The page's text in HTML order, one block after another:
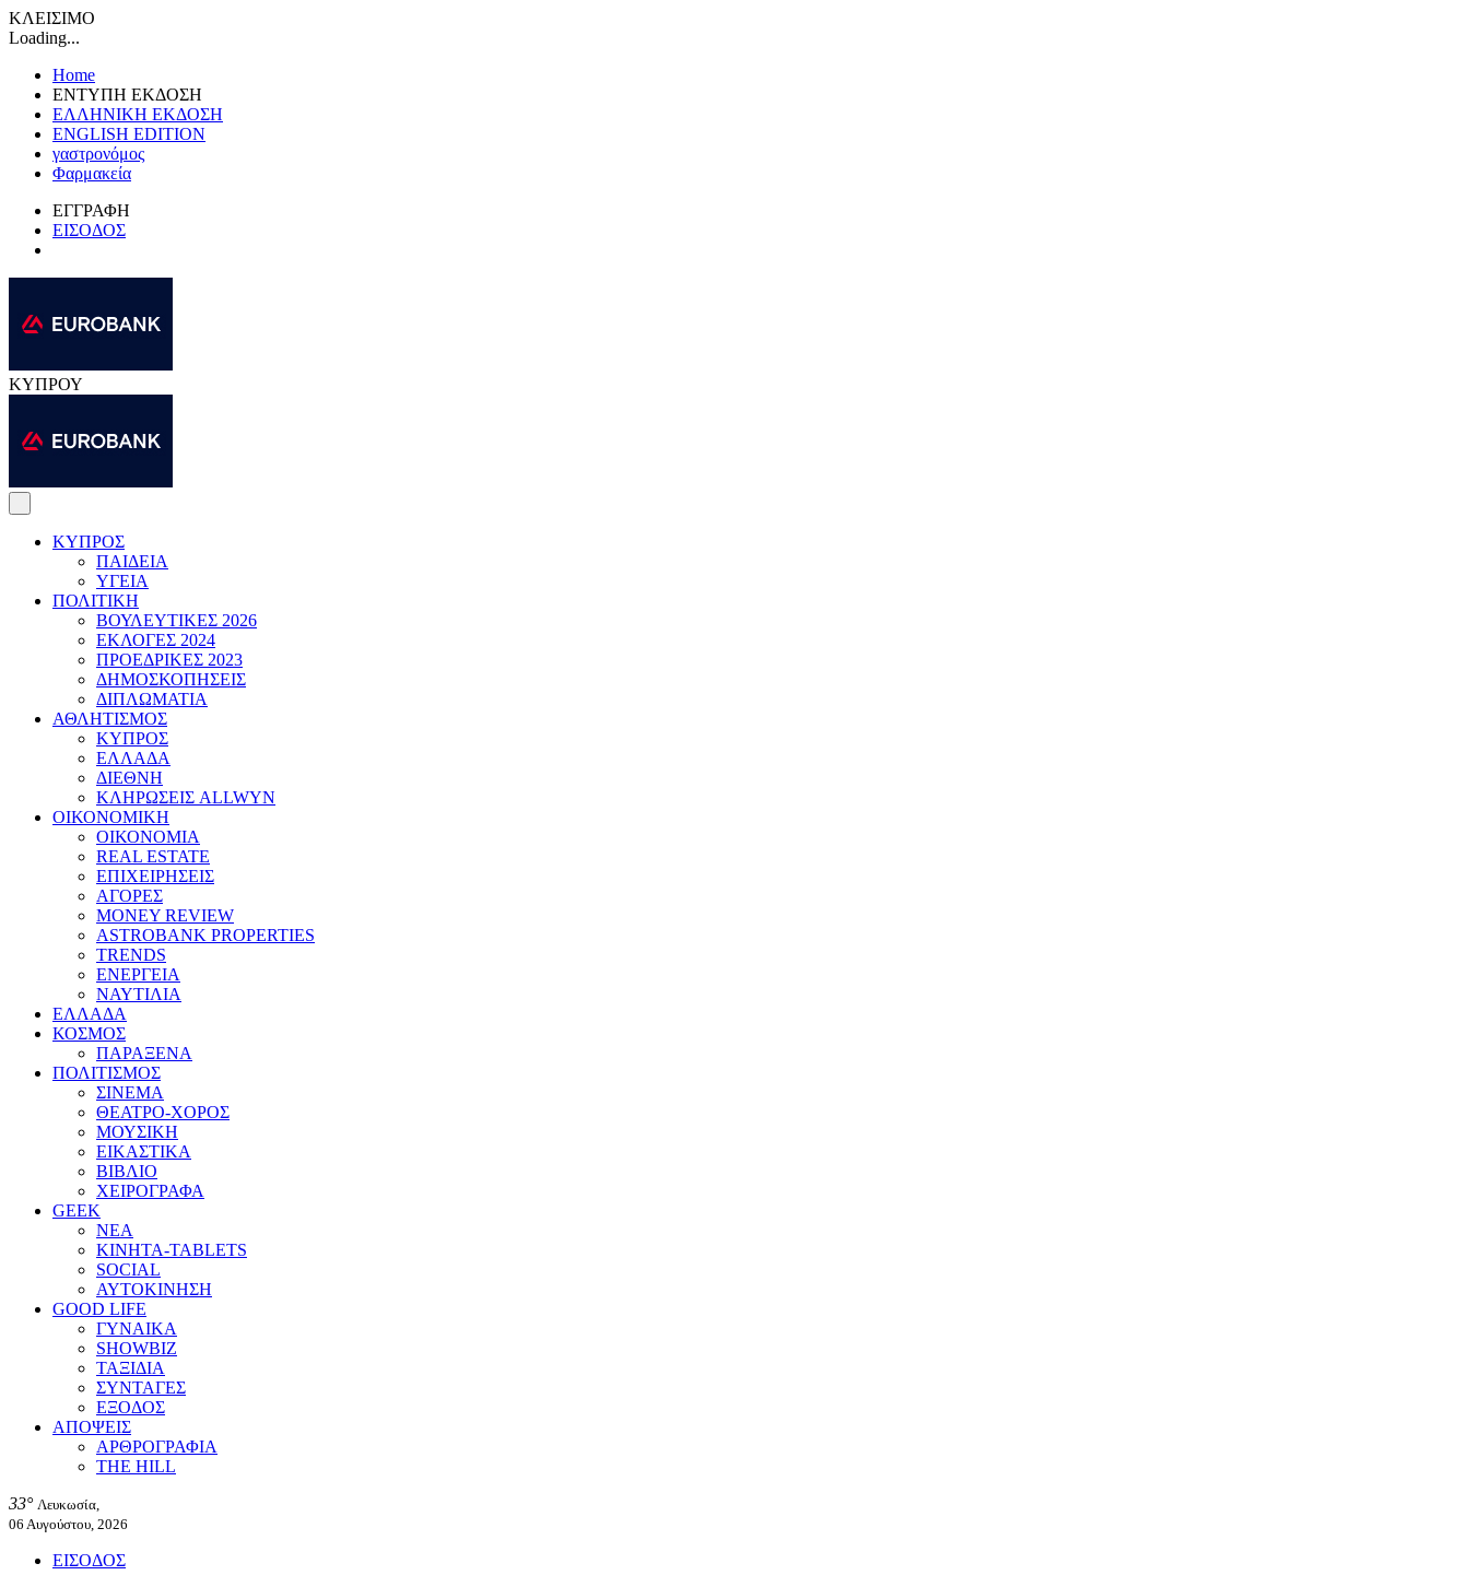
ΚΛΕΙΣΙΜΟ
Loading...
Home
ΕΝΤΥΠΗ ΕΚΔΟΣΗ
ΕΛΛΗΝΙΚΗ ΕΚΔΟΣΗ
ENGLISH EDITION
γαστρονόμος
Φαρμακεία
ΕΓΓΡΑΦΗ
ΕΙΣΟΔΟΣ
ΚΥΠΡΟΥ
ΚΥΠΡΟΣ
ΠΑΙΔΕΙΑ
ΥΓΕΙΑ
ΠΟΛΙΤΙΚΗ
ΒΟΥΛΕΥΤΙΚΕΣ 2026
ΕΚΛΟΓΕΣ 2024
ΠΡΟΕΔΡΙΚΕΣ 2023
ΔΗΜΟΣΚΟΠΗΣΕΙΣ
ΔΙΠΛΩΜΑΤΙΑ
ΑΘΛΗΤΙΣΜΟΣ
ΚΥΠΡΟΣ
ΕΛΛΑΔΑ
ΔΙΕΘΝΗ
ΚΛΗΡΩΣΕΙΣ ALLWYN
ΟΙΚΟΝΟΜΙΚΗ
ΟΙΚΟΝΟΜΙΑ
REAL ESTATE
ΕΠΙΧΕΙΡΗΣΕΙΣ
ΑΓΟΡΕΣ
MONEY REVIEW
ASTROBANK PROPERTIES
TRENDS
ΕΝΕΡΓΕΙΑ
ΝΑΥΤΙΛΙΑ
ΕΛΛΑΔΑ
ΚΟΣΜΟΣ
ΠΑΡΑΞΕΝΑ
ΠΟΛΙΤΙΣΜΟΣ
ΣΙΝΕΜΑ
ΘΕΑΤΡΟ-ΧΟΡΟΣ
ΜΟΥΣΙΚΗ
ΕΙΚΑΣΤΙΚΑ
ΒΙΒΛΙΟ
ΧΕΙΡΟΓΡΑΦΑ
GEEK
ΝΕΑ
ΚΙΝΗΤΑ-TABLETS
SOCIAL
ΑΥΤΟΚΙΝΗΣΗ
GOOD LIFE
ΓΥΝΑΙΚΑ
SHOWBIZ
ΤΑΞΙΔΙΑ
ΣΥΝΤΑΓΕΣ
ΕΞΟΔΟΣ
ΑΠΟΨΕΙΣ
ΑΡΘΡΟΓΡΑΦΙΑ
THE HILL
33° Λευκωσία,
06 Αυγούστου, 2026
ΕΙΣΟΔΟΣ